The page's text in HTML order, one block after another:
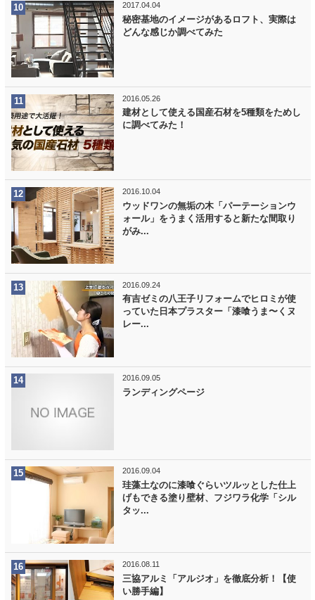
2017.04.04
秘密基地のイメージがあるロフト、実際は
どんな感じか調べてみた
2016.05.26
建材として使える国産石材を5種類をためし
に調べてみた！
2016.10.04
ウッドワンの無垢の木「パーテーションウ
ォール」をうまく活用すると新たな間取り
がみ...
2016.09.24
有吉ゼミの八王子リフォームでヒロミが使
っていた日本プラスター「漆喰うま〜くヌ
レー...
2016.09.05
ランディングページ
2016.09.04
珪藻土なのに漆喰ぐらいツルッとした仕上
げもできる塗り壁材、フジワラ化学「シル
タッ...
2016.08.11
三協アルミ「アルジオ」を徹底分析！【使
い勝手編】